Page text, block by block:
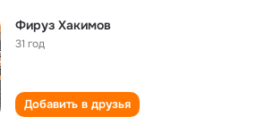
Фируз Хакимов
31 год
Добавить в друзья